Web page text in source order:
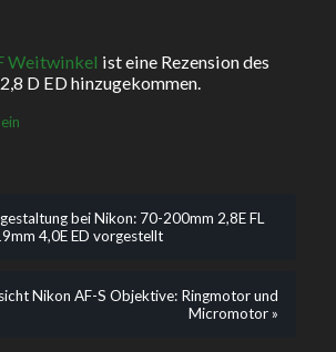
Weitwinkel ist eine Rezension des
D ED hinzugekommen.
bei Nikon: 70-200mm 2,8E FL
4,0E ED vorgestellt
Nikon AF-S Objektive: Ringmotor und
Micromotor »